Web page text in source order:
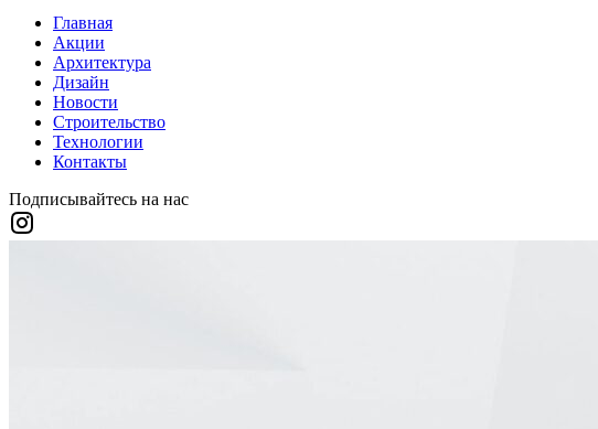
Главная
Акции
Архитектура
Дизайн
Новости
Строительство
Технологии
Контакты
Подписывайтесь на нас